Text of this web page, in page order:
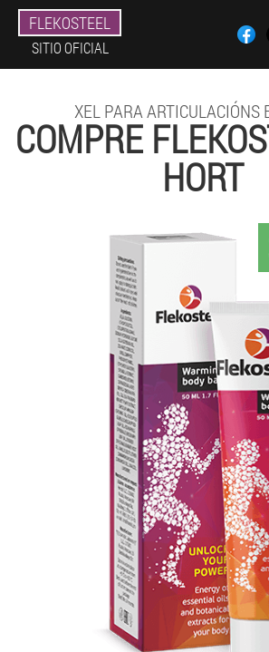
FLEKOSTEEL
SITIO OFICIAL
XEL PARA ARTICULACIÓNS
COMPRE
HORT